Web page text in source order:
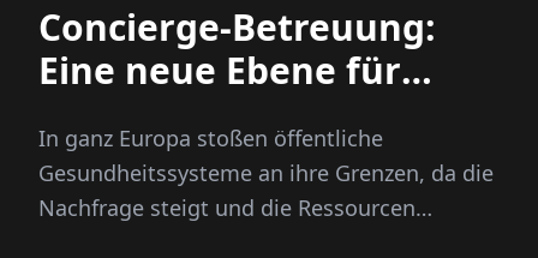
Concierge-Betreuung:
Eine neue Ebene für
Gesundheitssysteme
In ganz Europa stoßen öffentliche
Gesundheitssysteme an ihre Grenzen, da die
Nachfrage steigt und die Ressourcen